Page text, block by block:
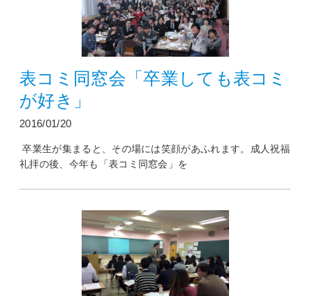
表コミ同窓会「卒業しても表コミ
が好き」
2016/01/20
卒業生が集まると、その場には笑顔があふれます。成人祝福
礼拝の後、今年も「表コミ同窓会」を